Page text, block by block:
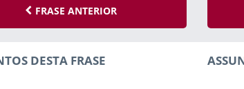
FRASE ANTERIOR
DESTA FRASE